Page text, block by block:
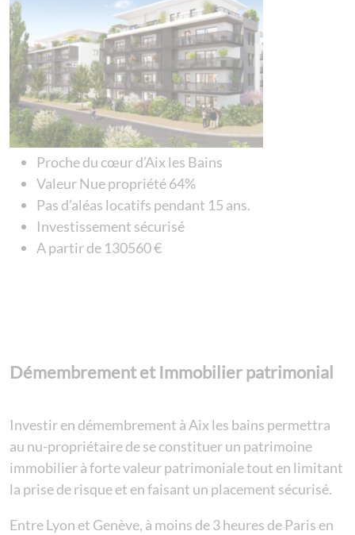
Proche du cœur d’Aix les Bains
Valeur Nue propriété 64%
Pas d’aléas locatifs pendant 15 ans.
Investissement sécurisé
A partir de 130560 €
Démembrement et Immobilier patrimonial
Investir en démembrement à Aix les bains permettra
au nu-propriétaire de se constituer un patrimoine
immobilier à forte valeur patrimoniale tout en limitant
la prise de risque et en faisant un placement sécurisé.
Entre Lyon et Genève, à moins de 3 heures de Paris en